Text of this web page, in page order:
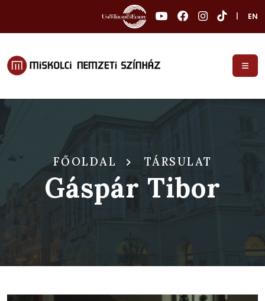
EN
FŐOLDAL TÁRSULAT
Gáspár Tibor